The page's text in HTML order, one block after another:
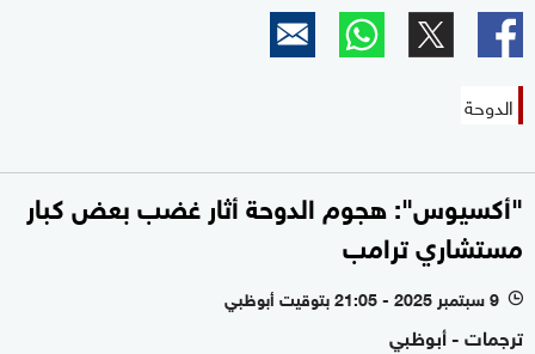
الدوحة
"أكسيوس": هجوم الدوحة أثار غضب بعض كبار
مستشاري ترامب
l 9 سبتمبر 2025 - 21:05 بتوقيت أبوظبي
ترجمات - أبوظبي